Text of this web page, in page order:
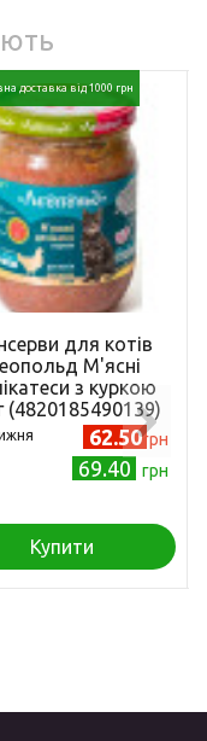
доставка від 1000 грн
для котів
М'ясні
з куркою
(4820185490139)
62.50грн
69.40 грн
Купити